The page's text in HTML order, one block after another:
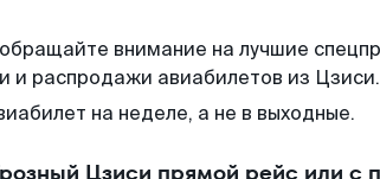
внимание на лучшие
и распродажи авиабилетов из Цзиси.
на неделе, а не в выходные.
Цзиси прямой рейс или с